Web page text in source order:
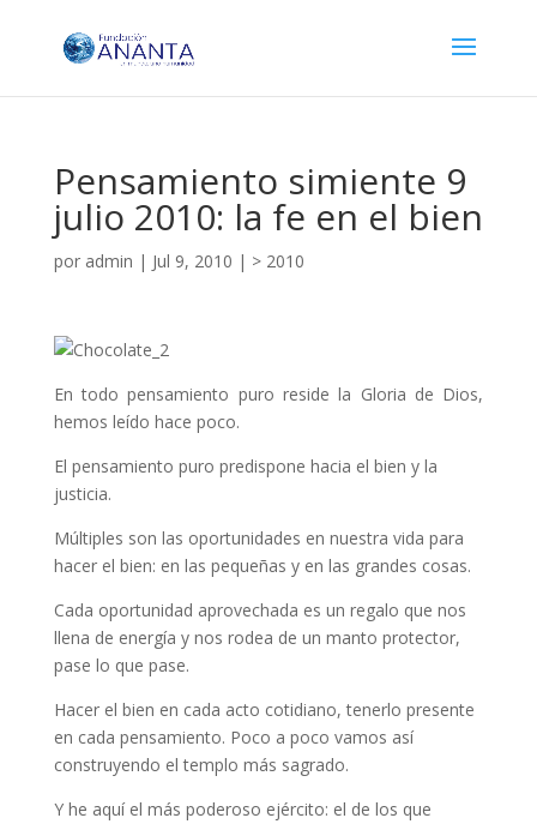
Pensamiento simiente 9
julio 2010: la fe en el bien
por admin | Jul 9, 2010 | > 2010
En todo pensamiento puro reside la Gloria de Dios,
hemos leído hace poco.
El pensamiento puro predispone hacia el bien y la
justicia.
Múltiples son las oportunidades en nuestra vida para
hacer el bien: en las pequeñas y en las grandes cosas.
Cada oportunidad aprovechada es un regalo que nos
llena de energía y nos rodea de un manto protector,
pase lo que pase.
Hacer el bien en cada acto cotidiano, tenerlo presente
en cada pensamiento. Poco a poco vamos así
construyendo el templo más sagrado.
Y he aquí el más poderoso ejército: el de los que